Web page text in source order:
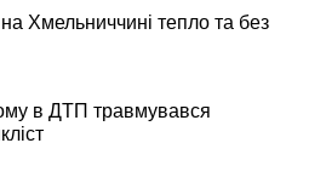
Хмельниччині тепло та без
в ДТП травмувався